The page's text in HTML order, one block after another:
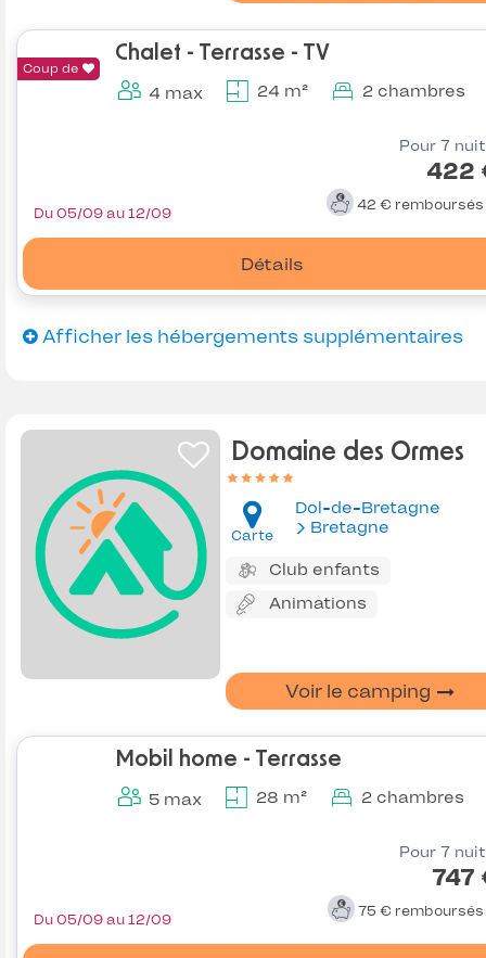
Coup de
Chalet - Terrasse - TV
4 max 24 m² 2 chambres
Pour 7
422
42 € remboursés
Détails
Du 05/09 au 12/09
Afficher les hébergements supplémentaires
Domaine des Ormes
Carte
Dol-de-Bretagne
Bretagne
Club enfants
Animations
Voir le camping
Mobil home - Terrasse
5 max 28 m² 2 chambres
Pour 7
747
75 € remboursés
Du 05/09 au 12/09